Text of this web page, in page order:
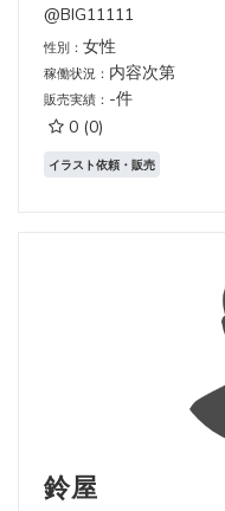
@BIG11111
性別： 女性
稼働状況： 内容次第
販売実績： -件
0 (0)
イラスト依頼・販売
鈴屋